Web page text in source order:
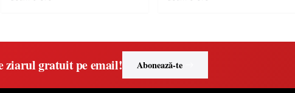
ziarul gratuit pe email! Abonează-te